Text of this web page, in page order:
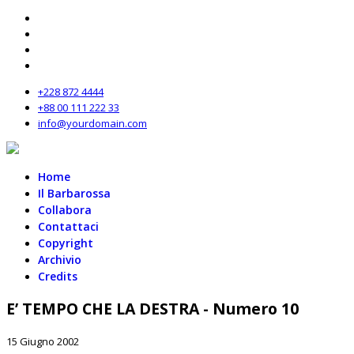
+228 872 4444
+88 00 111 222 33
info@yourdomain.com
Home
Il Barbarossa
Collabora
Contattaci
Copyright
Archivio
Credits
E’ TEMPO CHE LA DESTRA - Numero 10
15 Giugno 2002